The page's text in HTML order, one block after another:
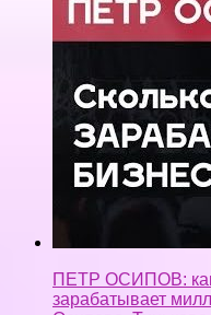
ПЕТР ОСИПОВ:
зарабатывает